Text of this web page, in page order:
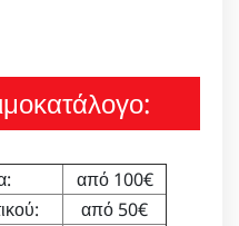
από 100€
από 50€